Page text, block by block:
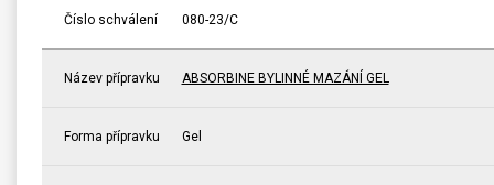
Číslo schválení 080-23/C
Název přípravku ABSORBINE BYLINNÉ MAZÁNÍ GEL
Forma přípravku Gel